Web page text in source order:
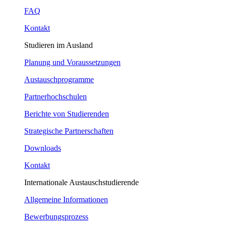
FAQ
Kontakt
Studieren im Ausland
Planung und Voraussetzungen
Austauschprogramme
Partnerhochschulen
Berichte von Studierenden
Strategische Partnerschaften
Downloads
Kontakt
Internationale Austauschstudierende
Allgemeine Informationen
Bewerbungsprozess